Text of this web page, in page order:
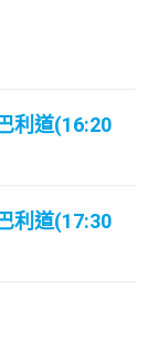
利道(16:20
利道(17:30